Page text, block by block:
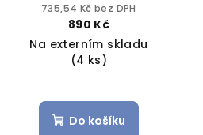
735,54 Kč bez DPH
890 Kč
Na externím skladu
(4 ks)
Do košíku